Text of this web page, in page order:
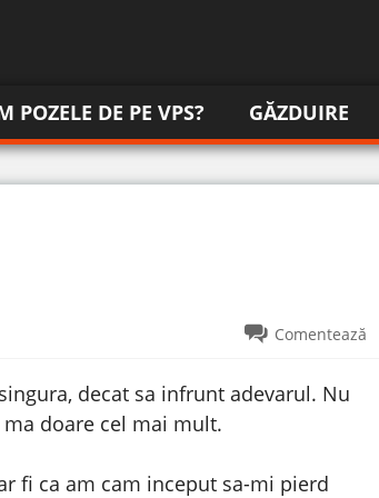
POZELE DE PE VPS? GĂZDUIRE
Comentează
decat sa infrunt adevarul. Nu
doare cel mai mult.
fi ca am cam inceput sa-mi pierd